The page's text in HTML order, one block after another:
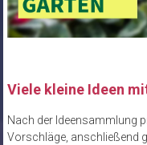
Viele kleine Ideen
Nach der Ideensammlung
Vorschläge, anschließend